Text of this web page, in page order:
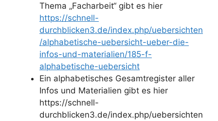
Thema „Facharbeit“ gibt es hier
https://schnell-
durchblicken3.de/index.php/uebersichten
/alphabetische-uebersicht-ueber-die-
infos-und-materialien/185-f-
alphabetische-uebersicht
Ein alphabetisches Gesamtregister aller
Infos und Materialien gibt es hier
https://schnell-
durchblicken3.de/index.php/uebersichten